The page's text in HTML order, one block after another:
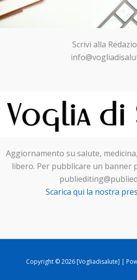
Scrivi alla
Aggiornamento su salute,
libero. Per pubblicare un banner
Scarica qui la nostra
Copyright © 2026 [Vogliadisalute] |